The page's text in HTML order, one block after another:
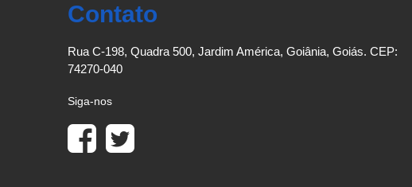
Contato
Rua C-198, Quadra 500, Jardim América, Goiânia, Goiás. CEP:
74270-040
Siga-nos